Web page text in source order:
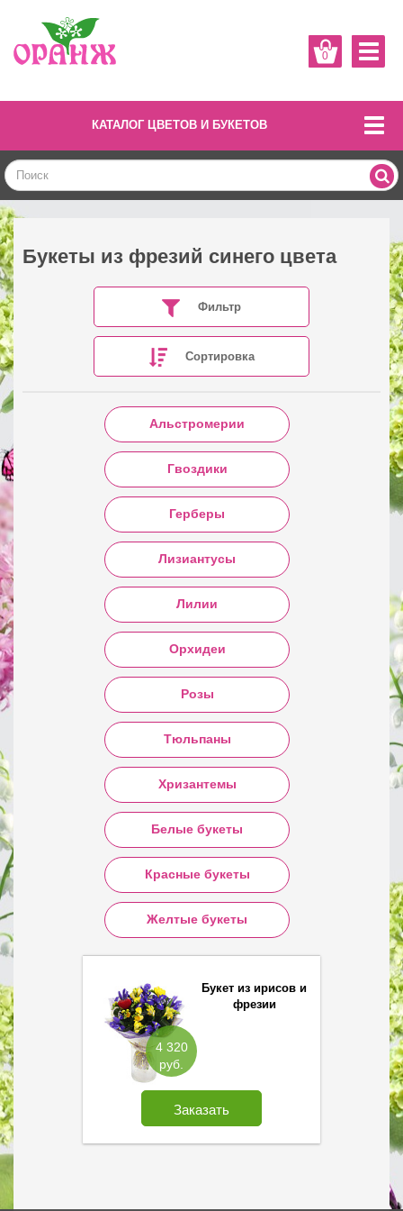
0
КАТАЛОГ ЦВЕТОВ И БУКЕТОВ
Букеты из фрезий синего цвета
Фильтр
Сортировка
Альстромерии
Гвоздики
Герберы
Лизиантусы
Лилии
Орхидеи
Розы
Тюльпаны
Хризантемы
Белые букеты
Красные букеты
Желтые букеты
4 320
руб.
Букет из ирисов и
фрезии
Заказать